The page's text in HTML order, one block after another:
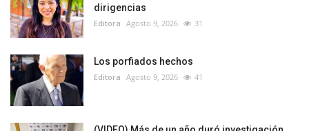
dirigencias
Editora Agosto 9, 2026 31
Los porfiados hechos
Editora Agosto 9, 2026 41